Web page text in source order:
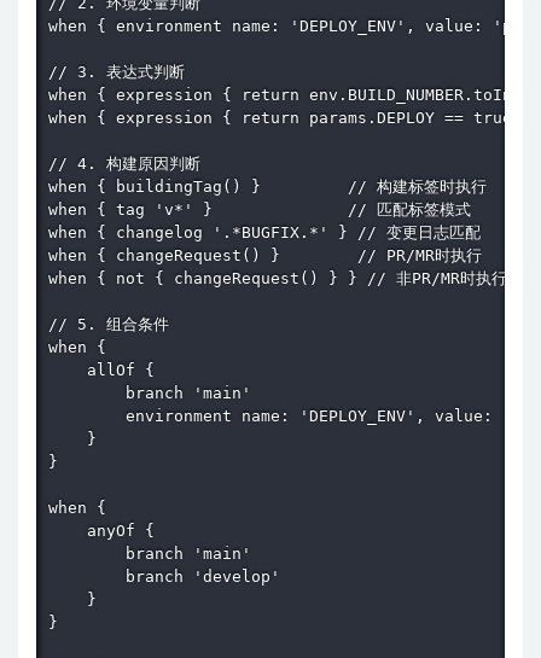
when { environment name: 'DEPLOY_ENV', value:
// 3. 表达式判断
when { expression { return
when { expression { return params.DEPLOY == true }
// 4. 构建原因判断
when { buildingTag() }         // 构建标签时执行
when { tag 'v*' }              // 匹配标签模式
when { changelog '.*BUGFIX.*' } // 变更日志匹配
when { changeRequest() }        // PR/MR时执行
when { not { changeRequest() } } // 非PR/MR时执行
// 5. 组合条件
when {
    allOf {
        branch 'main'
environment name: 'DEPLOY_ENV', value:
    }
}
when {
    anyOf {
        branch 'main'
        branch 'develop'
    }
}